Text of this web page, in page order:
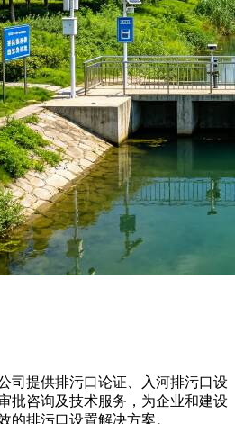
司提供排污口论证、入河排污口设
批咨询及技术服务，为企业和建设
的排污口设置解决方案。